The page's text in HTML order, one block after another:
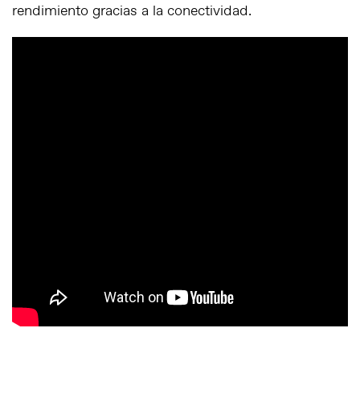
rendimiento gracias a la conectividad.